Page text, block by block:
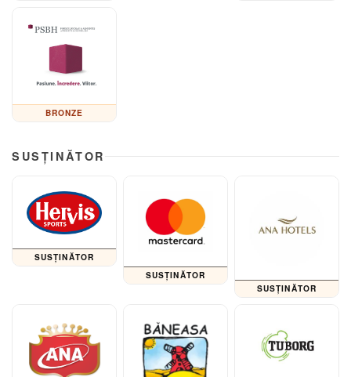
BRONZE
SUSȚINĂTOR
SUSȚINĂTOR
SUSȚINĂTOR
SUSȚINĂTOR